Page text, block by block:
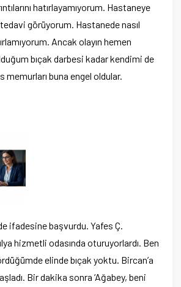
hatırlayamıyorum. Hastaneye
görüyorum. Hastanede nasıl
Ancak olayın hemen
bıçak darbesi kadar kendimi de
buna engel oldular.
ifadesine başvurdu. Yafes Ç.
hizmetli odasında oturuyorlardı. Ben
elinde bıçak yoktu. Bircan’a
Bir dakika sonra ‘Ağabey, beni